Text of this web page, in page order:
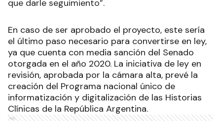
que darle seguimiento”.
En caso de ser aprobado el proyecto, este sería
el último paso necesario para convertirse en ley,
ya que cuenta con media sanción del Senado
otorgada en el año 2020. La iniciativa de ley en
revisión, aprobada por la cámara alta, prevé la
creación del Programa nacional único de
informatización y digitalización de las Historias
Clínicas de la República Argentina.
Ads